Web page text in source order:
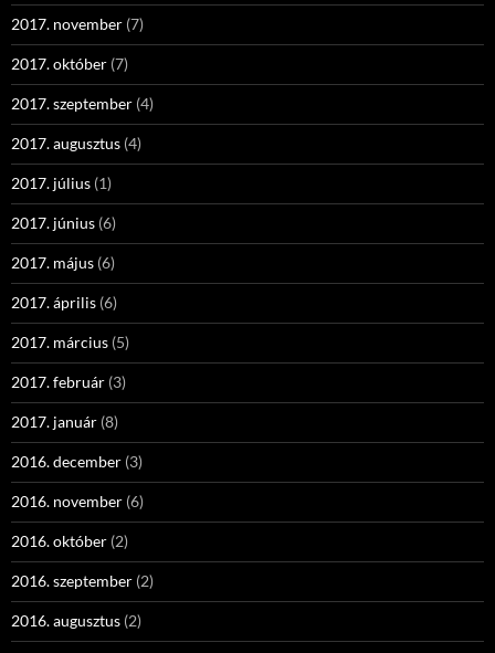
2017. november (7)
2017. október (7)
2017. szeptember (4)
2017. augusztus (4)
2017. július (1)
2017. június (6)
2017. május (6)
2017. április (6)
2017. március (5)
2017. február (3)
2017. január (8)
2016. december (3)
2016. november (6)
2016. október (2)
2016. szeptember (2)
2016. augusztus (2)